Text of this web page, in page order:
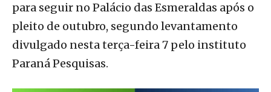
para seguir no Palácio das Esmeraldas após o
pleito de outubro, segundo levantamento
divulgado nesta terça-feira 7 pelo instituto
Paraná Pesquisas.